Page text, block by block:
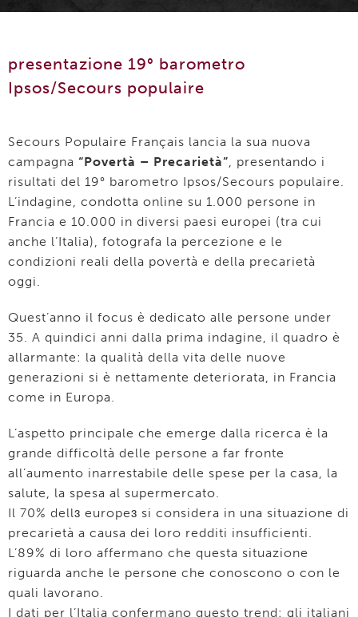
presentazione 19° barometro
Ipsos/Secours populaire
Secours Populaire Français lancia la sua nuova
campagna “Povertà – Precarietà”, presentando i
risultati del 19° barometro Ipsos/Secours populaire.
L’indagine, condotta online su 1.000 persone in
Francia e 10.000 in diversi paesi europei (tra cui
anche l’Italia), fotografa la percezione e le
condizioni reali della povertà e della precarietà
oggi.
Quest’anno il focus è dedicato alle persone under
35. A quindici anni dalla prima indagine, il quadro è
allarmante: la qualità della vita delle nuove
generazioni si è nettamente deteriorata, in Francia
come in Europa.
L’aspetto principale che emerge dalla ricerca è la
grande difficoltà delle persone a far fronte
all’aumento inarrestabile delle spese per la casa, la
salute, la spesa al supermercato.
Il 70% dellɜ europeɜ si considera in una situazione di
precarietà a causa dei loro redditi insufficienti.
L’89% di loro affermano che questa situazione
riguarda anche le persone che conoscono o con le
quali lavorano.
I dati per l’Italia confermano questo trend: gli italiani